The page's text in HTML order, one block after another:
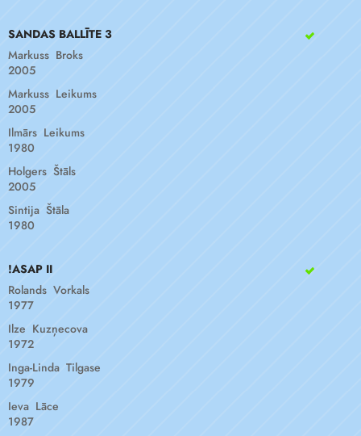
SANDAS BALLĪTE 3
Markuss Broks
2005
Markuss Leikums
2005
Ilmārs Leikums
1980
Holgers Štāls
2005
Sintija Štāla
1980
!ASAP II
Rolands Vorkals
1977
Ilze Kuzņecova
1972
Inga-Linda Tilgase
1979
Ieva Lāce
1987